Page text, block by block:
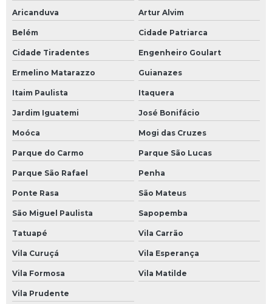
Aricanduva Artur Alvim
Belém Cidade Patriarca
Cidade Tiradentes Engenheiro Goulart
Ermelino Matarazzo Guianazes
Itaim Paulista Itaquera
Jardim Iguatemi José Bonifácio
Moóca Mogi das Cruzes
Parque do Carmo Parque São Lucas
Parque São Rafael Penha
Ponte Rasa São Mateus
São Miguel Paulista Sapopemba
Tatuapé Vila Carrão
Vila Curuçá Vila Esperança
Vila Formosa Vila Matilde
Vila Prudente